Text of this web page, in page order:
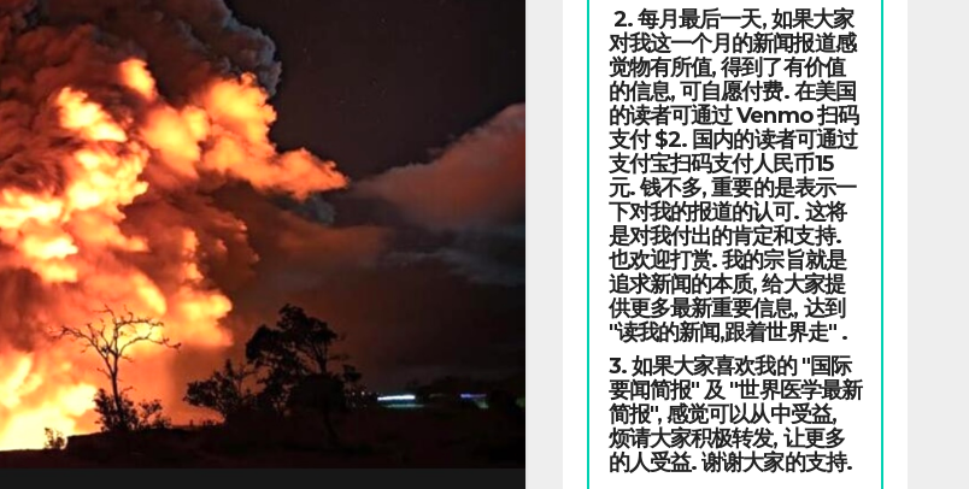
2. 每月最后一天, 如果大家
对我这一个月的新闻报道感
觉物有所值, 得到了有价值
的信息, 可自愿付费. 在美国
的读者可通过 Venmo 扫码
支付 $2. 国内的读者可通过
支付宝扫码支付人民币15
元. 钱不多, 重要的是表示一
下对我的报道的认可. 这将
是对我付出的肯定和支持.
也欢迎打赏. 我的宗旨就是
追求新闻的本质, 给大家提
供更多最新重要信息, 达到
"读我的新闻,跟着世界走" .
3. 如果大家喜欢我的 "国际
要闻简报" 及 "世界医学最新
简报", 感觉可以从中受益,
烦请大家积极转发, 让更多
的人受益. 谢谢大家的支持.